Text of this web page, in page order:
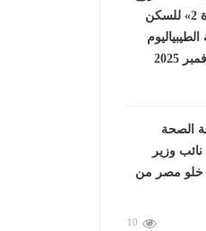
«روضة السيدة 2» للسكن
السبت، 29 نوفمبر 2025
10